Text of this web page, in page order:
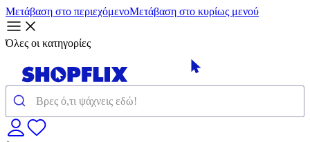
Μετάβαση στο περιεχόμενοΜετάβαση στο κυρίως μενού
Όλες οι κατηγορίες